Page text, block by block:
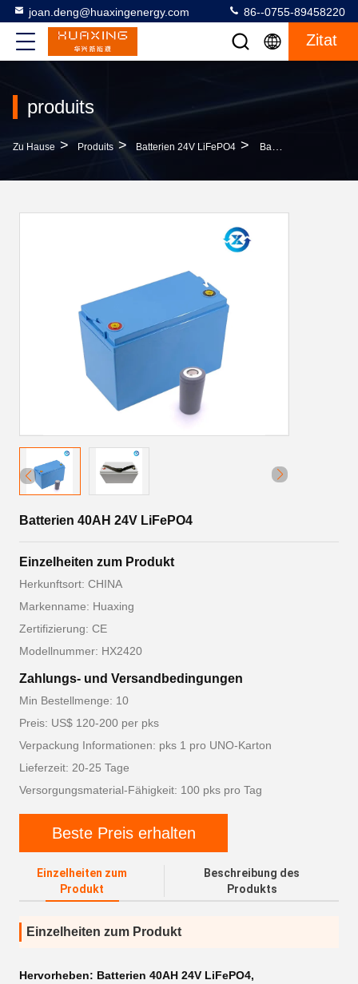
joan.deng@huaxingenergy.com 86--0755-89458220
Zitat
produits
Zu Hause > Produits > Batterien 24V LiFePO4 > Batterien 40AH 24V LiFePO4
Batterien 40AH 24V LiFePO4
Einzelheiten zum Produkt
Herkunftsort: CHINA
Markenname: Huaxing
Zertifizierung: CE
Modellnummer: HX2420
Zahlungs- und Versandbedingungen
Min Bestellmenge: 10
Preis: US$ 120-200 per pks
Verpackung Informationen: pks 1 pro UNO-Karton
Lieferzeit: 20-25 Tage
Versorgungsmaterial-Fähigkeit: 100 pks pro Tag
Beste Preis erhalten
Einzelheiten zum
Produkt
Beschreibung des
Produkts
Einzelheiten zum Produkt
Hervorheben: Batterien 40AH 24V LiFePO4,